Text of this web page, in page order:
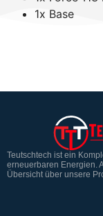
1x Base
Teutschtech ist ein
erneuerbaren Energien.
Übersicht über unsere